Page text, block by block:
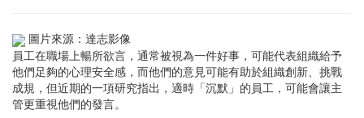
圖片來源：達志影像
員工在職場上暢所欲言，通常被視為一件好事，可能代表組織給予
他們足夠的心理安全感，而他們的意見可能有助於組織創新、挑戰
成規，但近期的一項研究指出，適時「沉默」的員工，可能會讓主
管更重視他們的發言。